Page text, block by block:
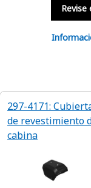
Revise
297-4171:
de revestimiento
cabina